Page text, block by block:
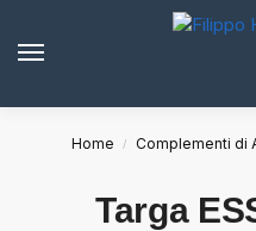
Home / Complementi di
Targa